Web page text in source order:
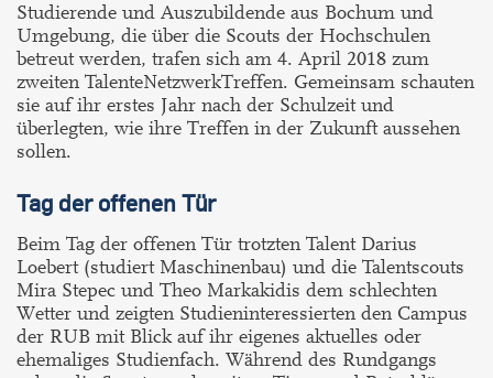
Studierende und Auszubildende aus Bochum und
Umgebung, die über die Scouts der Hochschulen
betreut werden, trafen sich am 4. April 2018 zum
zweiten TalenteNetzwerkTreffen. Gemeinsam schauten
sie auf ihr erstes Jahr nach der Schulzeit und
überlegten, wie ihre Treffen in der Zukunft aussehen
sollen.
Tag der offenen Tür
Beim Tag der offenen Tür trotzten Talent Darius
Loebert (studiert Maschinenbau) und die Talentscouts
Mira Stepec und Theo Markakidis dem schlechten
Wetter und zeigten Studieninteressierten den Campus
der RUB mit Blick auf ihr eigenes aktuelles oder
ehemaliges Studienfach. Während des Rundgangs